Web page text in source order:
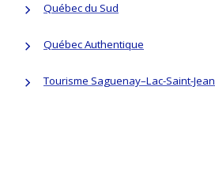
Québec du Sud
Québec Authentique
Tourisme Saguenay–Lac-Saint-Jean